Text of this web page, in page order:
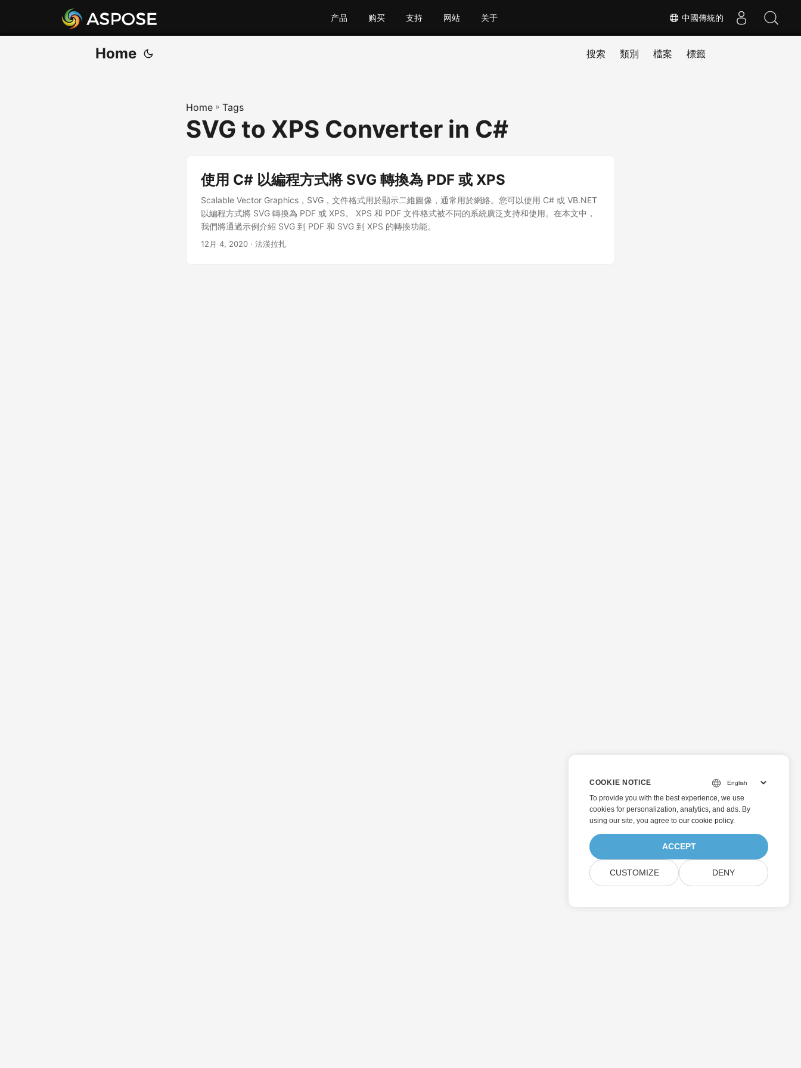
中國傳統的
产品 购买 支持 网站 关于
Home 搜索 類別 檔案 標籤
Home » Tags
SVG to XPS Converter in C#
使用 C# 以編程方式將 SVG 轉換為 PDF 或 XPS
Scalable Vector Graphics，SVG，文件格式用於顯示二維圖像，通常用於網絡。您可以使用 C# 或 VB.NET
以編程方式將 SVG 轉換為 PDF 或 XPS。 XPS 和 PDF 文件格式被不同的系統廣泛支持和使用。在本文中，
我們將通過示例介紹 SVG 到 PDF 和 SVG 到 XPS 的轉換功能。
12月 4, 2020 · 法漢拉扎
COOKIE NOTICE
To provide you with the best experience, we use
cookies for personalization, analytics, and ads. By
using our site, you agree to our cookie policy.
ACCEPT
CUSTOMIZE DENY